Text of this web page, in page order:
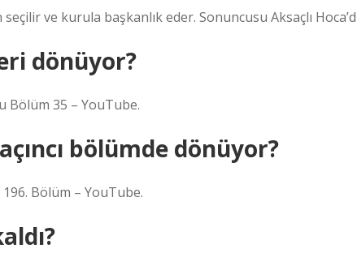
ve kurula başkanlık eder. Sonuncusu Aksaçlı
dönüyor?
Bölüm 35 – YouTube.
bölümde dönüyor?
Bölüm – YouTube.